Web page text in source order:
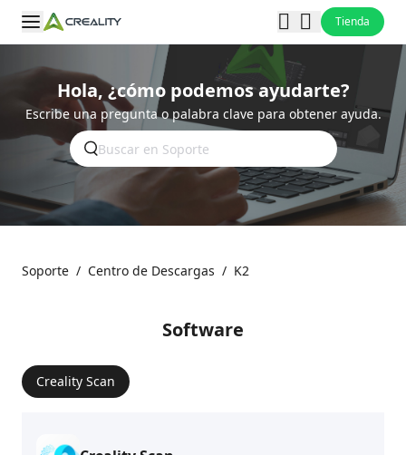
Tienda
Hola, ¿cómo podemos ayudarte?
Escribe una pregunta o palabra clave para obtener ayuda.
Soporte / Centro de Descargas / K2
Software
Creality Scan